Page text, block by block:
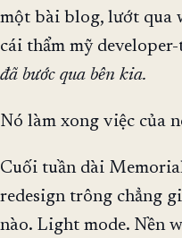
một bài blog, lướt qua
cái thẩm mỹ
đã bước qua bên kia.
Nó làm xong việc của
Cuối tuần dài
redesign trông chẳng
nào. Light mode. Nền